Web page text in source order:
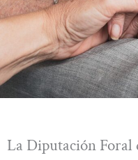
La Diputación Foral